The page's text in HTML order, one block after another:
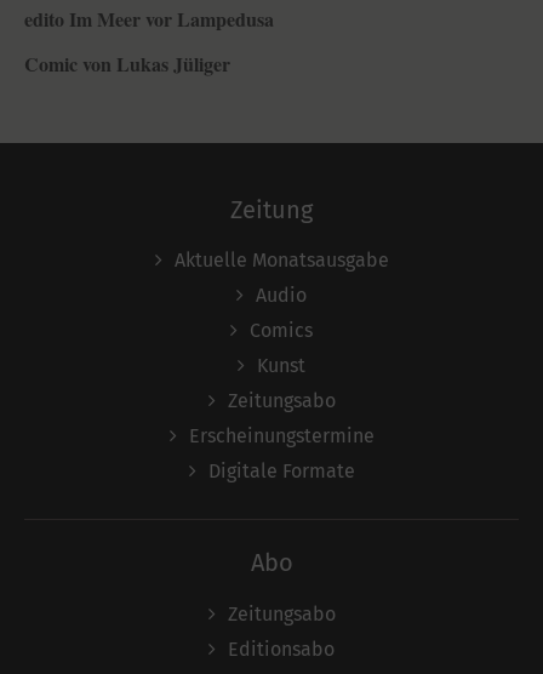
edito Im Meer vor Lampedusa
Comic von Lukas Jüliger
Zeitung
Aktuelle Monatsausgabe
Audio
Comics
Kunst
Zeitungsabo
Erscheinungstermine
Digitale Formate
Abo
Zeitungsabo
Editionsabo